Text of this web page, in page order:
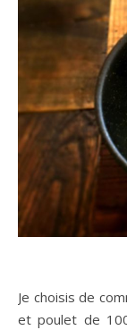
Je choisis de
et poulet de